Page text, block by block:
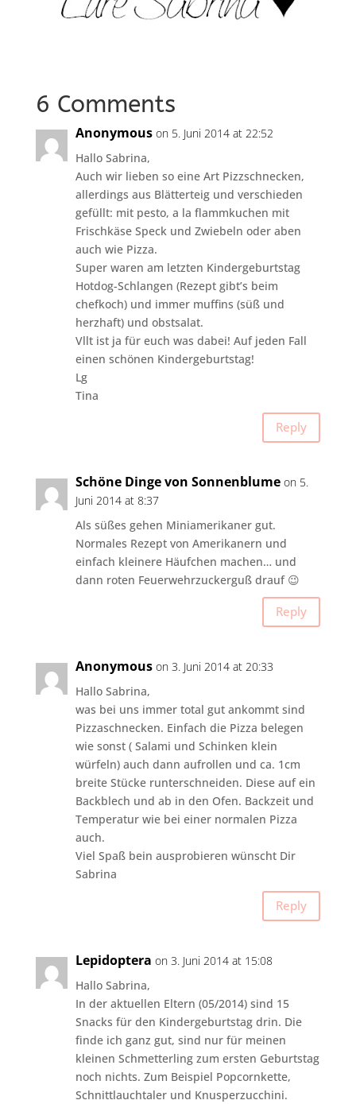
6 Comments
Anonymous on 5. Juni 2014 at 22:52
Hallo Sabrina,
Auch wir lieben so eine Art Pizzschnecken,
allerdings aus Blätterteig und verschieden
gefüllt: mit pesto, a la flammkuchen mit
Frischkäse Speck und Zwiebeln oder aben
auch wie Pizza.
Super waren am letzten Kindergeburtstag
Hotdog-Schlangen (Rezept gibt’s beim
chefkoch) und immer muffins (süß und
herzhaft) und obstsalat.
Vllt ist ja für euch was dabei! Auf jeden Fall
einen schönen Kindergeburtstag!
Lg
Tina
Reply
Schöne Dinge von Sonnenblume on 5.
Juni 2014 at 8:37
Als süßes gehen Miniamerikaner gut.
Normales Rezept von Amerikanern und
einfach kleinere Häufchen machen… und
dann roten Feuerwehrzuckerguß drauf 😉
Reply
Anonymous on 3. Juni 2014 at 20:33
Hallo Sabrina,
was bei uns immer total gut ankommt sind
Pizzaschnecken. Einfach die Pizza belegen
wie sonst ( Salami und Schinken klein
würfeln) auch dann aufrollen und ca. 1cm
breite Stücke runterschneiden. Diese auf ein
Backblech und ab in den Ofen. Backzeit und
Temperatur wie bei einer normalen Pizza
auch.
Viel Spaß bein ausprobieren wünscht Dir
Sabrina
Reply
Lepidoptera on 3. Juni 2014 at 15:08
Hallo Sabrina,
In der aktuellen Eltern (05/2014) sind 15
Snacks für den Kindergeburtstag drin. Die
finde ich ganz gut, sind nur für meinen
kleinen Schmetterling zum ersten Geburtstag
noch nichts. Zum Beispiel Popcornkette,
Schnittlauchtaler und Knusperzucchini.